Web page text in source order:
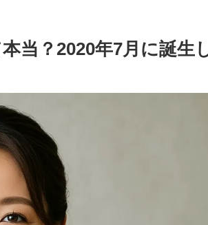
当？2020年7月に誕生